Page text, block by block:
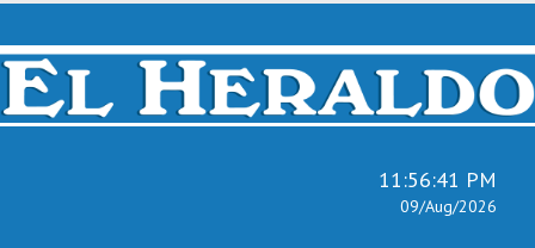
Skip
content
11:56:42 PM
09/Aug/2026